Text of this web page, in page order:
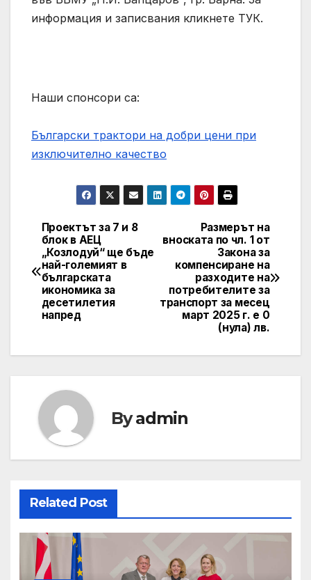
информация и записвания кликнете ТУК.
Наши спонсори са:
Български трактори на добри цени при
изключително качество
Post
navigation
Размерът на
вноската по чл. 1 от
Закона за
компенсиране на
разходите на
потребителите за
транспорт за месец
март 2025 г. е 0
(нула) лв.
Проектът за 7 и 8
блок в АЕЦ
„Козлодуй“ ще бъде
най-големият в
българската
икономика за
десетилетия
напред
Byadmin
Related Post